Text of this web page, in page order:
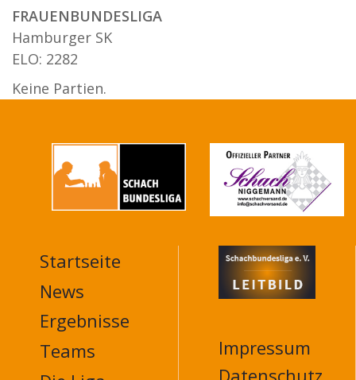
FRAUENBUNDESLIGA
Hamburger SK
ELO: 2282
Keine Partien.
MAIN
NAVIGATION
FOOTER
Startseite
News
Ergebnisse
Teams
Impressum